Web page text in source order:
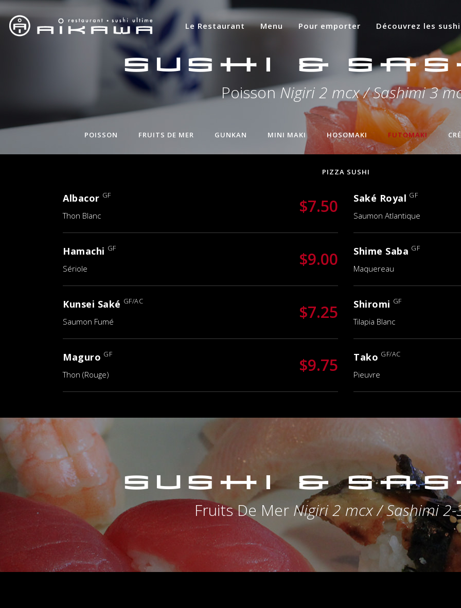
Le Restaurant Menu Pour emporter Découvrez les sushi
POISSON FRUITS DE MER GUNKAN MINI MAKI HOSOMAKI FUTOMAKI
PIZZA SUSHI
Sushi &
PoissonNigiri 2 mcx / Sashimi 3
Albacor GF
Thon Blanc $7.50
Hamachi GF
Sériole $9.00
Kunsei Saké GF/AC
Saumon Fumé $7.25
Maguro GF
Thon (Rouge) $9.75
Saké Royal GF
Saumon Atlantique
Shime Saba GF
Maquereau
Shiromi GF
Tilapia Blanc
Tako GF/AC
Pieuvre
Sushi &
Fruits De Mer Nigiri 2 mcx / Sashimi